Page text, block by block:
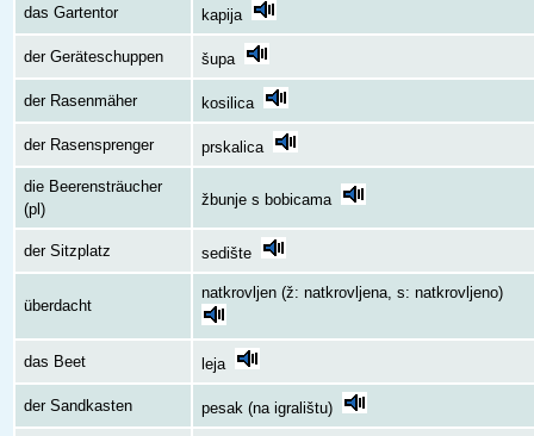
das Gartentor kapija
der Geräteschuppen šupa
der Rasenmäher kosilica
der Rasensprenger prskalica
die Beerensträucher
(pl)
žbunje s bobicama
der Sitzplatz sedište
überdacht
natkrovljen (ž: natkrovljena, s: natkrovljeno)
das Beet leja
der Sandkasten pesak (na igralištu)